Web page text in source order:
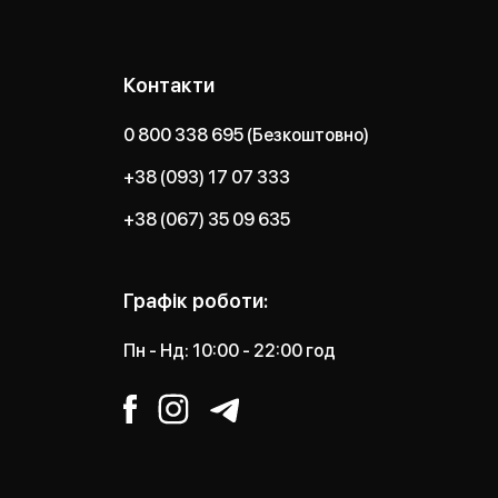
Контакти
0 800 338 695 (Безкоштовно)
+38 (093) 17 07 333
+38 (067) 35 09 635
Графік роботи:
Пн - Нд: 10:00 - 22:00 год